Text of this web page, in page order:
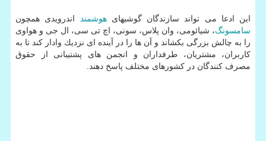
این ادعا می تواند سازندگان گوشیهایهوشمند اندرویدی همچون
سامسونگ، شیائومی، وان پلاس، سونی، اچ تی سی، ال جی و هواوی
را به چالش بزرگی بكشاند و آن ها را در آینده ای نزدیك وادار كند تا به
كاربران، مشتریان، طرفداران و انجمن های پشتیبانی از حقوق
مصرف كنندگان در كشورهای مختلف پاسخ دهند.